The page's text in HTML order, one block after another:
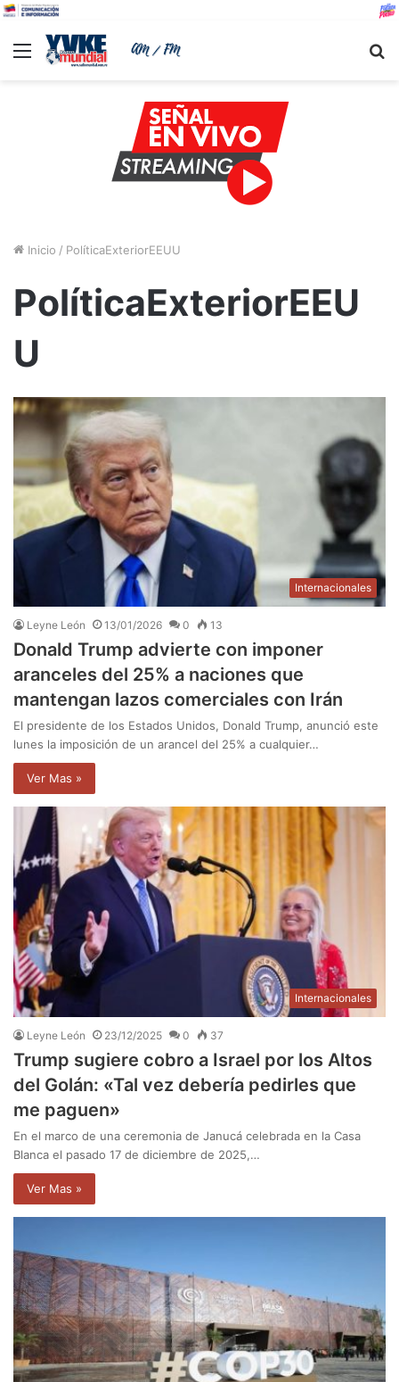
Menu
Inicio / PolíticaExteriorEEUU
PolíticaExteriorEEU
U
Internacionales
Leyne León 13/01/2026 0 13
Donald Trump advierte con imponer
aranceles del 25% a naciones que
mantengan lazos comerciales con Irán
El presidente de los Estados Unidos, Donald Trump, anunció este
lunes la imposición de un arancel del 25% a cualquier…
Ver Mas »
Internacionales
Leyne León 23/12/2025 0 37
Trump sugiere cobro a Israel por los Altos
del Golán: «Tal vez debería pedirles que
me paguen»
En el marco de una ceremonia de Janucá celebrada en la Casa
Blanca el pasado 17 de diciembre de 2025,…
Ver Mas »